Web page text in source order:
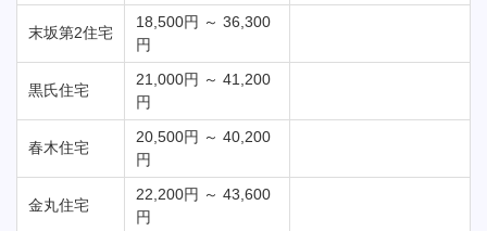
末坂第2住宅
18,500円 ～ 36,300
円
黒氏住宅
21,000円 ～ 41,200
円
春木住宅
20,500円 ～ 40,200
円
金丸住宅
22,200円 ～ 43,600
円